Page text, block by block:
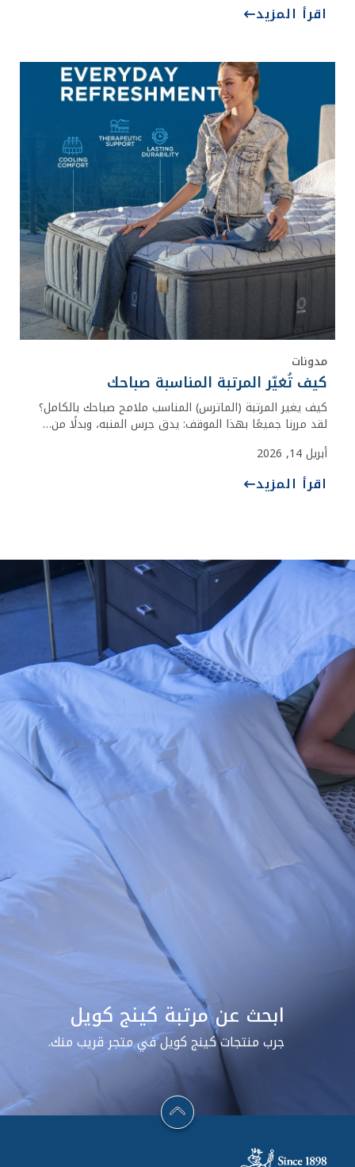
اقرأ المزيد
مدونات
كيف تُغيّر المرتبة المناسبة صباحك
كيف يغير المرتبة (الماترس) المناسب ملامح صباحك بالكامل؟
لقد مررنا جميعًا بهذا الموقف: يدق جرس المنبه، وبدلًا من…
أبريل 14, 2026
اقرأ المزيد
ابحث عن مرتبة كينج كويل
جرب منتجات كينج كويل في متجر قريب منك.